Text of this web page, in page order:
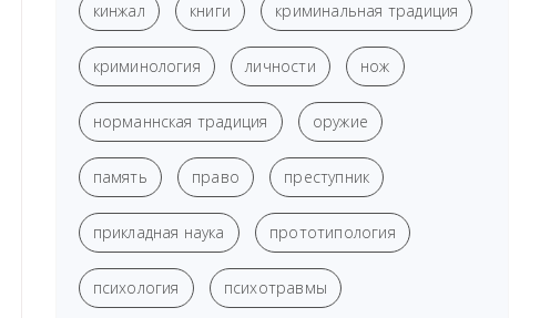
кинжал книги криминальная традиция
криминология личности нож
норманнская традиция оружие
память право преступник
прикладная наука прототипология
психология психотравмы